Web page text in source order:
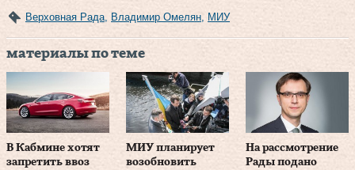
Верховная Рада Владимир Омелян МИУ
материалы по теме
В Кабмине хотят
запретить ввоз
МИУ планирует
возобновить
На рассмотрение
Рады подано